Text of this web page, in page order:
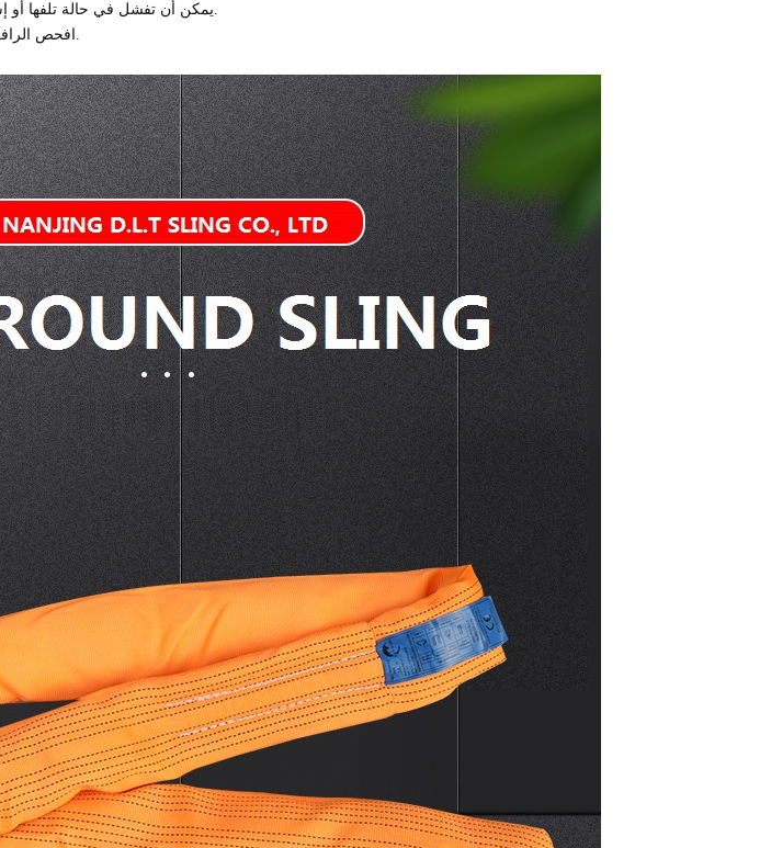
3 、 يمكن أن تفشل في حالة تلفها أو إساءة استخدامها أو تحميلها بشكل زائد.
4 、 افحص الرافعة بحثًا عن أي ضرر قبل كل استخدام.